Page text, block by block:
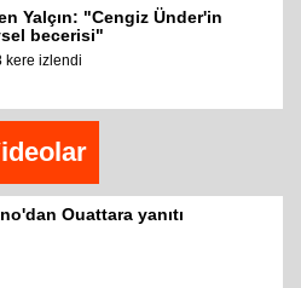
Yalçın: "Cengiz Ünder'in
becerisi"
kere izlendi
Ouattara yanıtı